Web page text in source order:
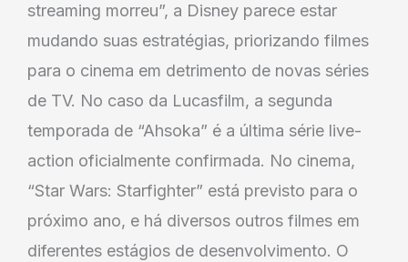
streaming morreu”, a Disney parece estar
mudando suas estratégias, priorizando filmes
para o cinema em detrimento de novas séries
de TV. No caso da Lucasfilm, a segunda
temporada de “Ahsoka” é a última série live-
action oficialmente confirmada. No cinema,
“Star Wars: Starfighter” está previsto para o
próximo ano, e há diversos outros filmes em
diferentes estágios de desenvolvimento. O